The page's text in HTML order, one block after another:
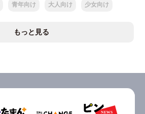
青年向け 大人向け 少女向け
もっと見る